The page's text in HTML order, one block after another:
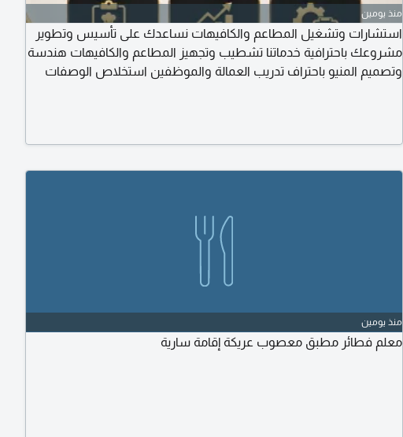
منذ يومين
استشارات وتشغيل المطاعم والكافيهات نساعدك على تأسيس وتطوير
مشروعك باحترافية خدماتنا تشطيب وتجهيز المطاعم والكافيهات هندسة
وتصميم المنيو باحتراف تدريب العمالة والموظفين استخلاص الوصفات
منذ يومين
معلم فطائر مطبق معصوب عريكة إقامة سارية